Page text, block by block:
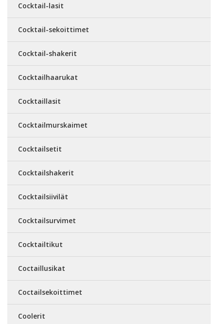
Cocktail-lasit
Cocktail-sekoittimet
Cocktail-shakerit
Cocktailhaarukat
Cocktaillasit
Cocktailmurskaimet
Cocktailsetit
Cocktailshakerit
Cocktailsiivilät
Cocktailsurvimet
Cocktailtikut
Coctaillusikat
Coctailsekoittimet
Coolerit